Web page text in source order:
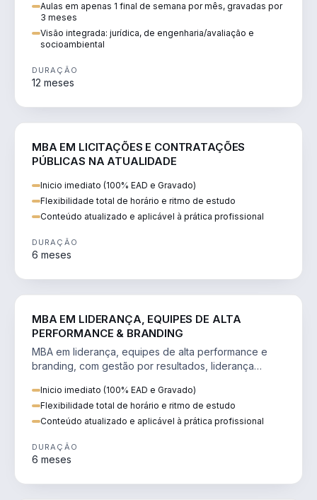
Aulas em apenas 1 final de semana por mês, gravadas por
3 meses
Visão integrada: jurídica, de engenharia/avaliação e
socioambiental
DURAÇÃO
12 meses
MBA EM LICITAÇÕES E CONTRATAÇÕES
PÚBLICAS NA ATUALIDADE
Inicio imediato (100% EAD e Gravado)
Flexibilidade total de horário e ritmo de estudo
Conteúdo atualizado e aplicável à prática profissional
DURAÇÃO
6 meses
MBA EM LIDERANÇA, EQUIPES DE ALTA
PERFORMANCE & BRANDING
MBA em liderança, equipes de alta performance e
branding, com gestão por resultados, liderança
Inicio imediato (100% EAD e Gravado)
Flexibilidade total de horário e ritmo de estudo
Conteúdo atualizado e aplicável à prática profissional
DURAÇÃO
6 meses